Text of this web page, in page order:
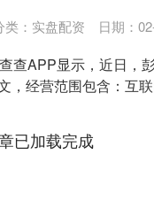
日期：
类： 实盘配资
查APP显示，近日，
，经营范围包含：互
已加载完成